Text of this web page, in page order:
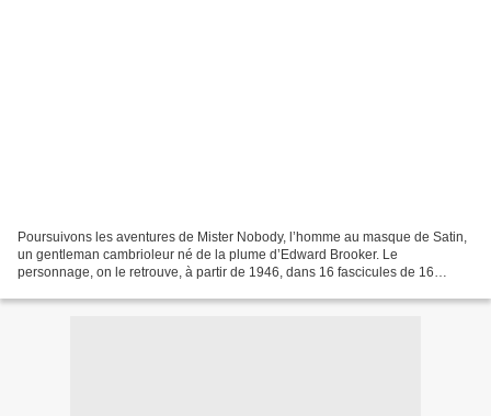
Poursuivons les aventures de Mister Nobody, l’homme au masque de Satin,
un gentleman cambrioleur né de la plume d’Edward Brooker. Le
personnage, on le retrouve, à partir de 1946, dans 16 fascicules de 16